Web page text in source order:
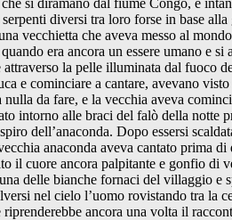
diversi tra loro forse in base
vecchietta che aveva messo al
era ancora un essere umano e
la pelle illuminata dal
e cominciare a cantare, avevano
da fare, e la vecchia aveva
intorno alle braci del falò della notte
dell’anaconda. Dopo essersi
anaconda aveva cantato prima
il cuore ancora palpitante e gonfio
delle bianche fornaci del villaggio e
nel cielo l’uomo rovistando tra
ancora una volta il